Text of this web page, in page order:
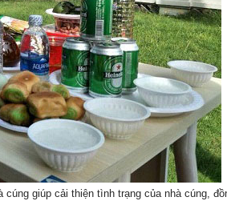
giúp cải thiện tình trạng của nhà cúng,